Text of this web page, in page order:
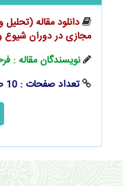
دانلود مقاله
مجازی در دوران شیوع
نویسندگان مقاله :
تعداد صفحات : 10 صفحه